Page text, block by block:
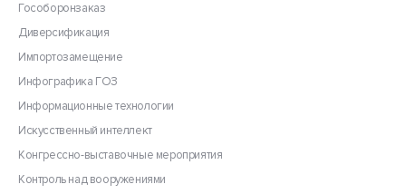
Гособоронзаказ
Диверсификация
Импортозамещение
Инфографика ГОЗ
Информационные технологии
Искусственный интеллект
Конгрессно-выставочные мероприятия
Контроль над вооружениями